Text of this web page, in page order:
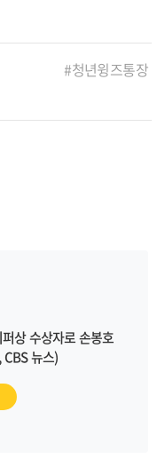
청년윙즈통장
상 수상자로 손봉호
뉴스)